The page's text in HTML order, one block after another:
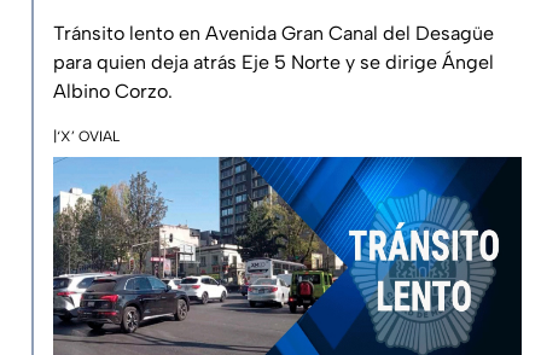
Tránsito lento en Avenida Gran Canal del Desagüe
para quien deja atrás Eje 5 Norte y se dirige Ángel
Albino Corzo.
|‘X’ OVIAL